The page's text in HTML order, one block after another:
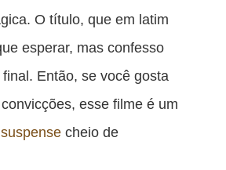
O título, que em latim
esperar, mas confesso
Então, se você gosta
esse filme é um
suspense cheio de